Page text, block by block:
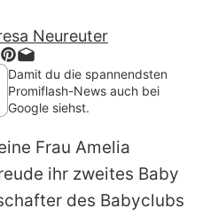
& Liebe
Exklusiv
auf Promiflash
Jobs
Neureuter
Damit du die spannendsten
Promiflash-News auch bei
Google siehst.
Frau Amelia
ihr zweites Baby
des Babyclubs